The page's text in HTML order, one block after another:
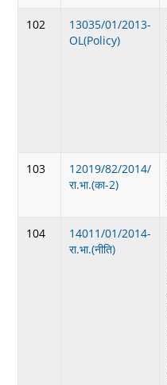
102
13035/01/2013-
OL(Policy)
103
12019/82/2014/
रा.भा.(का-2)
104
14011/01/2014-
रा.भा.(नीति)